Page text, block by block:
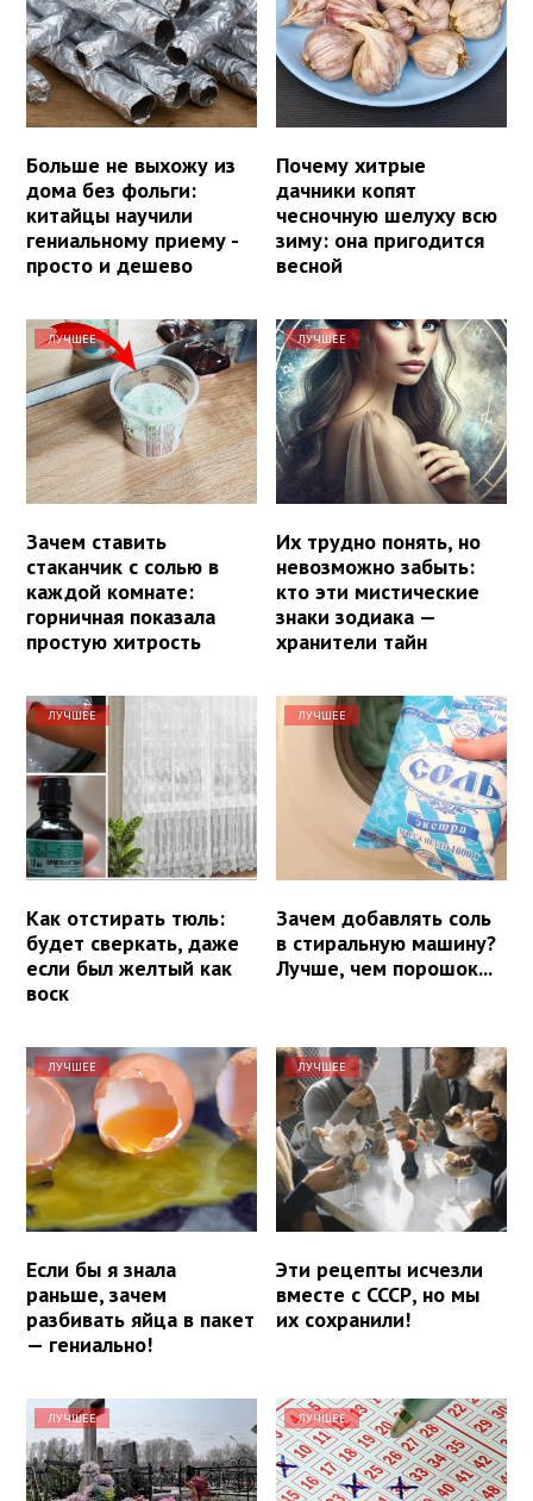
Больше не выхожу из
дома без фольги:
китайцы научили
гениальному приему -
просто и дешево
Почему хитрые
дачники копят
чесночную шелуху всю
зиму: она пригодится
весной
ЛУЧШЕЕ
Зачем ставить
стаканчик с солью в
каждой комнате:
горничная показала
простую хитрость
ЛУЧШЕЕ
Их трудно понять, но
невозможно забыть:
кто эти мистические
знаки зодиака —
хранители тайн
ЛУЧШЕЕ
Как отстирать тюль:
будет сверкать, даже
если был желтый как
воск
ЛУЧШЕЕ
Зачем добавлять соль
в стиральную машину?
Лучше, чем порошок...
ЛУЧШЕЕ
Если бы я знала
раньше, зачем
разбивать яйца в пакет
— гениально!
ЛУЧШЕЕ
Эти рецепты исчезли
вместе с СССР, но мы
их сохранили!
ЛУЧШЕЕ ЛУЧШЕЕ